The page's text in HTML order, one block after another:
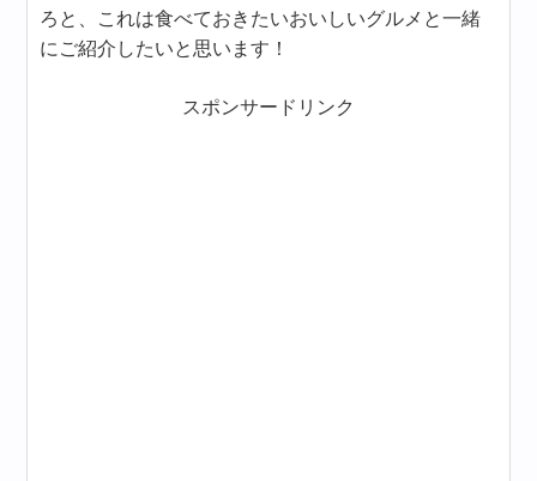
ろと、これは食べておきたいおいしいグルメと一緒
にご紹介したいと思います！
スポンサードリンク